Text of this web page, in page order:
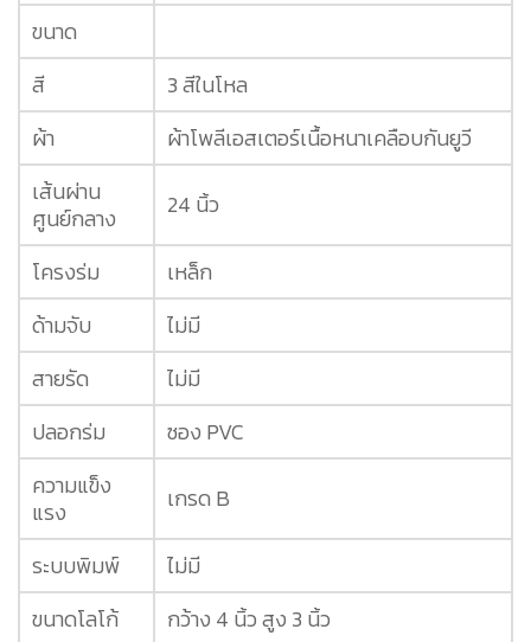
ขนาด
สี
3 สีในโหล
ผ้า
ผ้าโพลีเอสเตอร์เนื้อหนาเคลือบกันยูวี
เส้นผ่าน
ศูนย์กลาง
24 นิ้ว
โครงร่ม
เหล็ก
ด้ามจับ
ไม่มี
สายรัด
ไม่มี
ปลอกร่ม
ซอง PVC
ความแข็ง
แรง
เกรด B
ระบบพิมพ์
ไม่มี
ขนาดโลโก้
กว้าง 4 นิ้ว สูง 3 นิ้ว